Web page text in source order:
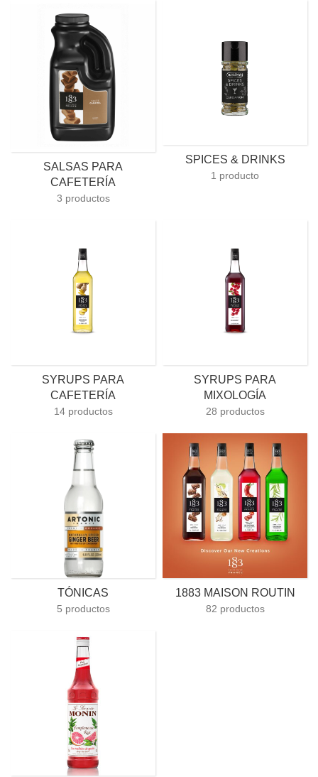
SALSAS PARA
CAFETERÍA
3 productos
SPICES & DRINKS
1 producto
SYRUPS PARA
CAFETERÍA
14 productos
SYRUPS PARA
MIXOLOGÍA
28 productos
TÓNICAS
5 productos
1883 MAISON ROUTIN
82 productos